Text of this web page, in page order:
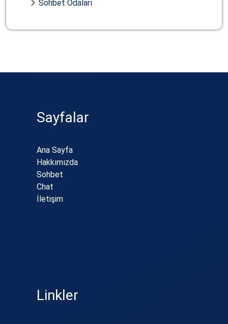
Sohbet Odaları
Sayfalar
Ana Sayfa
Hakkımızda
Sohbet
Chat
İletişim
Linkler